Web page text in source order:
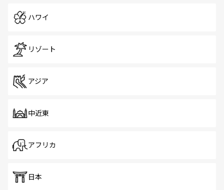
ハワイ
リゾート
アジア
中近東
アフリカ
日本